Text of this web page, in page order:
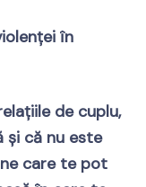
în
de cuplu,
și că nu este
care te pot